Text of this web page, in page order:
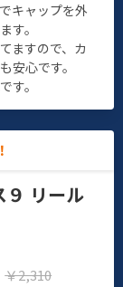
キャップを外
す。
ますので、カ
安心です。
す。
９ リール
￥2,310